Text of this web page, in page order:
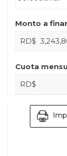
Monto a
RD$
Cuota
RD$